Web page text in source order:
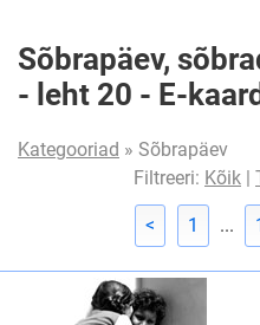
Sõbrapäev,
- leht 20 - E-
Kategooriad » Sõbrapäev
Filtreeri: Kõik |
< 1 ...